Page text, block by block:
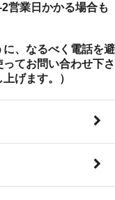
営業日かかる場合も
に、なるべく電話を避
てお問い合わせ下さ
げます。）